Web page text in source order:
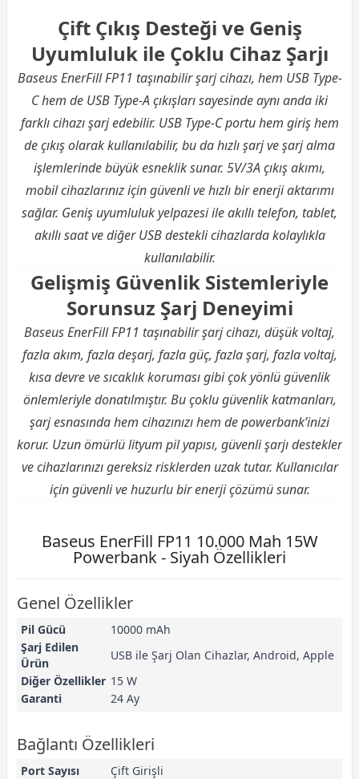
Çift Çıkış Desteği ve Geniş
Uyumluluk ile Çoklu Cihaz Şarjı
Baseus EnerFill FP11 taşınabilir şarj cihazı, hem USB Type-
C hem de USB Type-A çıkışları sayesinde aynı anda iki
farklı cihazı şarj edebilir. USB Type-C portu hem giriş hem
de çıkış olarak kullanılabilir, bu da hızlı şarj ve şarj alma
işlemlerinde büyük esneklik sunar. 5V/3A çıkış akımı,
mobil cihazlarınız için güvenli ve hızlı bir enerji aktarımı
sağlar. Geniş uyumluluk yelpazesi ile akıllı telefon, tablet,
akıllı saat ve diğer USB destekli cihazlarda kolaylıkla
kullanılabilir.
Gelişmiş Güvenlik Sistemleriyle
Sorunsuz Şarj Deneyimi
Baseus EnerFill FP11 taşınabilir şarj cihazı, düşük voltaj,
fazla akım, fazla deşarj, fazla güç, fazla şarj, fazla voltaj,
kısa devre ve sıcaklık koruması gibi çok yönlü güvenlik
önlemleriyle donatılmıştır. Bu çoklu güvenlik katmanları,
şarj esnasında hem cihazınızı hem de powerbank’inizi
korur. Uzun ömürlü lityum pil yapısı, güvenli şarjı destekler
ve cihazlarınızı gereksiz risklerden uzak tutar. Kullanıcılar
için güvenli ve huzurlu bir enerji çözümü sunar.
Baseus EnerFill FP11 10.000 Mah 15W
Powerbank - Siyah Özellikleri
Genel Özellikler
Pil Gücü
10000 mAh
Şarj Edilen
Ürün
USB ile Şarj Olan Cihazlar, Android, Apple
Diğer Özellikler 15 W
Garanti
24 Ay
Bağlantı Özellikleri
Port Sayısı Çift Girişli